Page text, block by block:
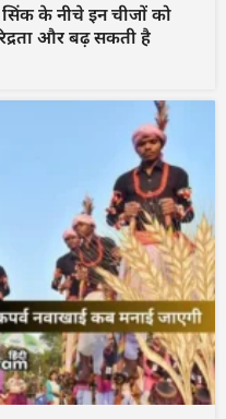
के नीचे इन चीजों को
और बढ़ सकती है